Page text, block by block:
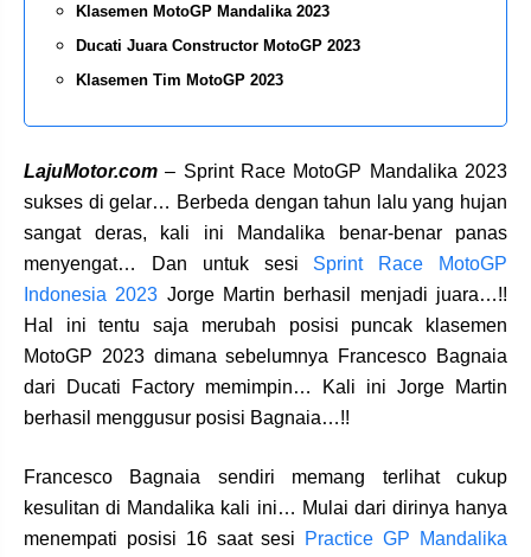
Klasemen MotoGP Mandalika 2023
Ducati Juara Constructor MotoGP 2023
Klasemen Tim MotoGP 2023
LajuMotor.com – Sprint Race MotoGP Mandalika 2023
sukses di gelar… Berbeda dengan tahun lalu yang hujan
sangat deras, kali ini Mandalika benar-benar panas
menyengat… Dan untuk sesi Sprint Race MotoGP
Indonesia 2023 Jorge Martin berhasil menjadi juara…!!
Hal ini tentu saja merubah posisi puncak klasemen
MotoGP 2023 dimana sebelumnya Francesco Bagnaia
dari Ducati Factory memimpin… Kali ini Jorge Martin
berhasil menggusur posisi Bagnaia…!!
Francesco Bagnaia sendiri memang terlihat cukup
kesulitan di Mandalika kali ini… Mulai dari dirinya hanya
menempati posisi 16 saat sesi
Practice GP Mandalika